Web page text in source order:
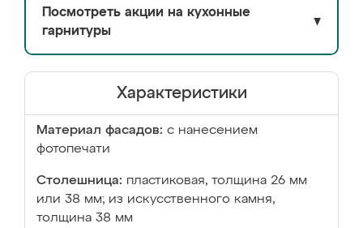
Посмотреть акции на кухонные
гарнитуры
▼
Характеристики
Материал фасадов: с нанесением
фотопечати
Столешница: пластиковая, толщина 26 мм
или 38 мм; из искусственного камня,
толщина 38 мм